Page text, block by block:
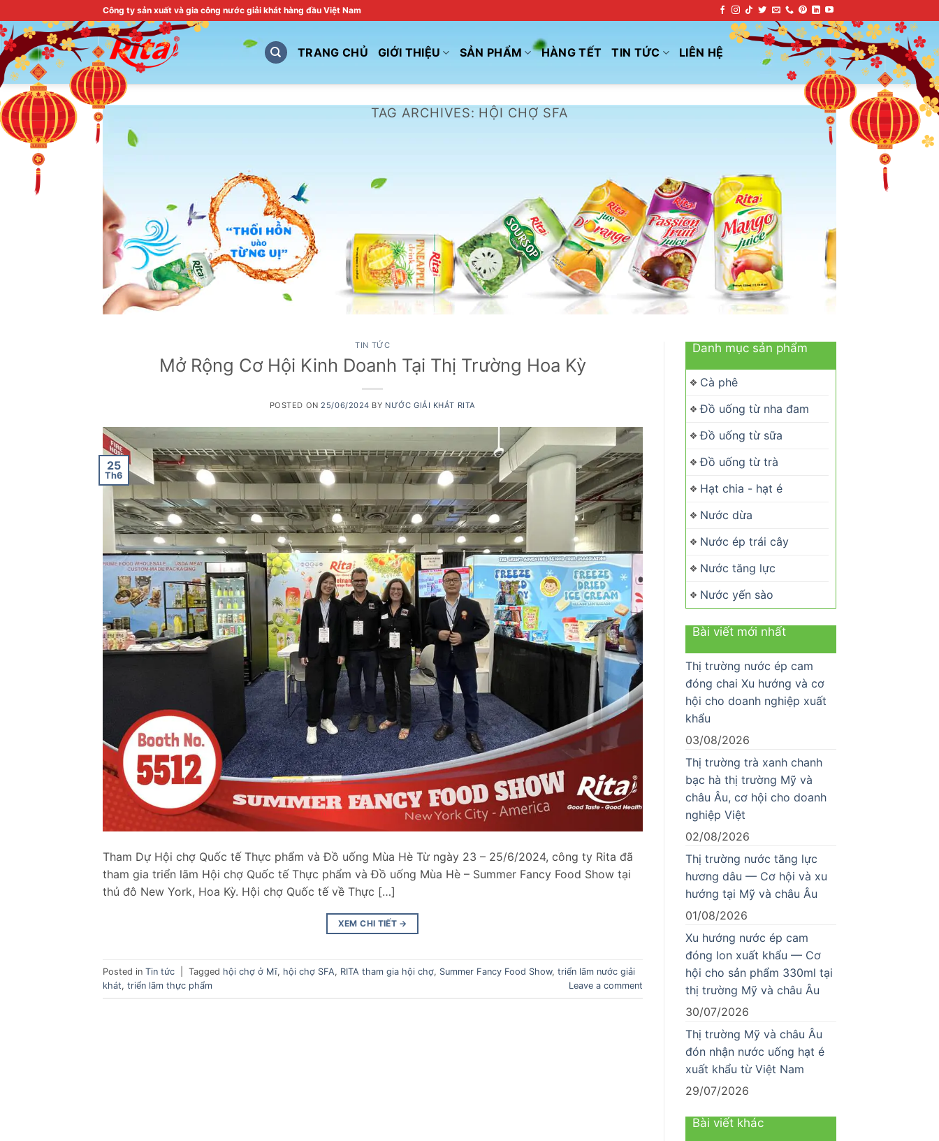
to
content
Công ty sản xuất và gia công nước giải khát hàng đầu Việt Nam
TRANG CHỦ GIỚI THIỆU SẢN PHẨM HÀNG TẾT TIN TỨC LIÊN HỆ
TAG ARCHIVES: HỘI CHỢ SFA
TIN TỨC
Mở Rộng Cơ Hội Kinh Doanh Tại Thị Trường Hoa Kỳ
POSTED ON 25/06/2024 BY NƯỚC GIẢI KHÁT RITA
25
Th6
Tham Dự Hội chợ Quốc tế Thực phẩm và Đồ uống Mùa Hè Từ ngày 23 – 25/6/2024, công ty Rita đã
tham gia triển lãm Hội chợ Quốc tế Thực phẩm và Đồ uống Mùa Hè – Summer Fancy Food Show tại
thủ đô New York, Hoa Kỳ. Hội chợ Quốc tế về Thực […]
XEM CHI TIẾT →
Posted in Tin tức Tagged hội chợ ở Mĩ, hội chợ SFA, RITA tham gia hội chợ, Summer Fancy Food Show, triển lãm nước giải
khát, triển lãm thực phẩm Leave a comment
Danh mục sản phẩm
Cà phê
Đồ uống từ nha đam
Đồ uống từ sữa
Đồ uống từ trà
Hạt chia - hạt é
Nước dừa
Nước ép trái cây
Nước tăng lực
Nước yến sào
Bài viết mới nhất
Thị trường nước ép cam
đóng chai Xu hướng và cơ
hội cho doanh nghiệp xuất
khẩu
03/08/2026
Thị trường trà xanh chanh
bạc hà thị trường Mỹ và
châu Âu, cơ hội cho doanh
nghiệp Việt
02/08/2026
Thị trường nước tăng lực
hương dâu — Cơ hội và xu
hướng tại Mỹ và châu Âu
01/08/2026
Xu hướng nước ép cam
đóng lon xuất khẩu — Cơ
hội cho sản phẩm 330ml tại
thị trường Mỹ và châu Âu
30/07/2026
Thị trường Mỹ và châu Âu
đón nhận nước uống hạt é
xuất khẩu từ Việt Nam
29/07/2026
Bài viết khác